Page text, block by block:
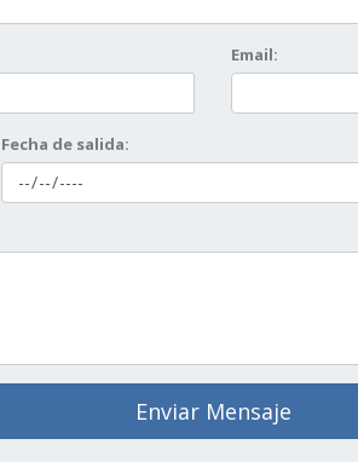
Email:
Fecha de salida:
Enviar Mensaje